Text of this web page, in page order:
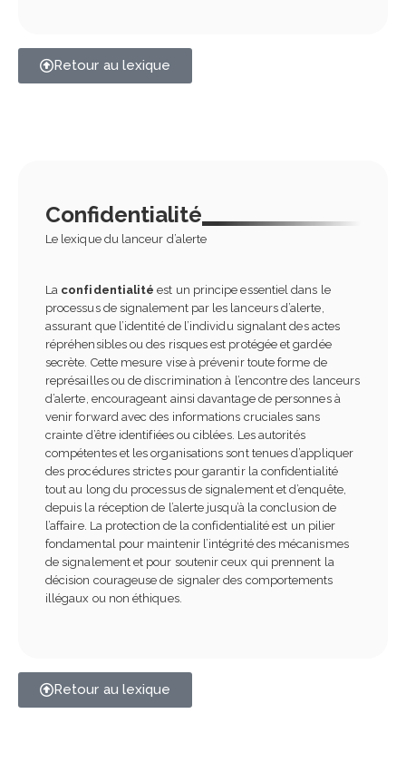
Retour au lexique
Confidentialité
Le lexique du lanceur d’alerte
La confidentialité est un principe essentiel dans le
processus de signalement par les lanceurs d’alerte,
assurant que l’identité de l’individu signalant des actes
répréhensibles ou des risques est protégée et gardée
secrète. Cette mesure vise à prévenir toute forme de
représailles ou de discrimination à l’encontre des lanceurs
d’alerte, encourageant ainsi davantage de personnes à
venir forward avec des informations cruciales sans
crainte d’être identifiées ou ciblées. Les autorités
compétentes et les organisations sont tenues d’appliquer
des procédures strictes pour garantir la confidentialité
tout au long du processus de signalement et d’enquête,
depuis la réception de l’alerte jusqu’à la conclusion de
l’affaire. La protection de la confidentialité est un pilier
fondamental pour maintenir l’intégrité des mécanismes
de signalement et pour soutenir ceux qui prennent la
décision courageuse de signaler des comportements
illégaux ou non éthiques.
Retour au lexique